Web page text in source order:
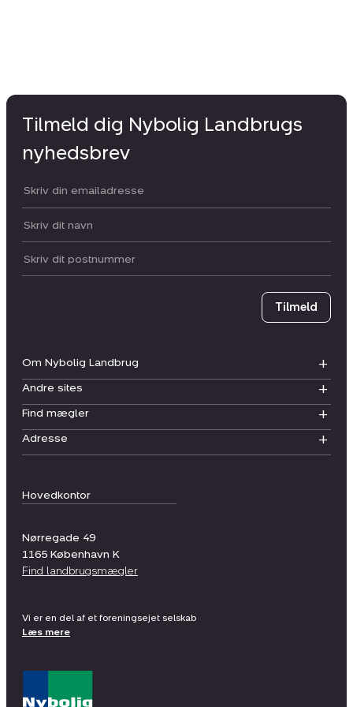
Hovedkontor
Nørregade 49
1165 København K
Find landbrugsmægler
Om Nybolig Landbrug
Andre sites
Find mægler
Adresse
Tilmeld dig Nybolig Landbrugs
nyhedsbrev
Din email:
Dit navn:
Postnummer
Tilmeld
Vi er en del af et foreningsejet selskab
Læs mere